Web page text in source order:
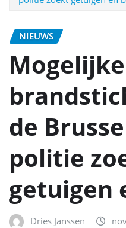
NIEUWS
Mogelijke
de
politie
getuigen
Dries Janssen